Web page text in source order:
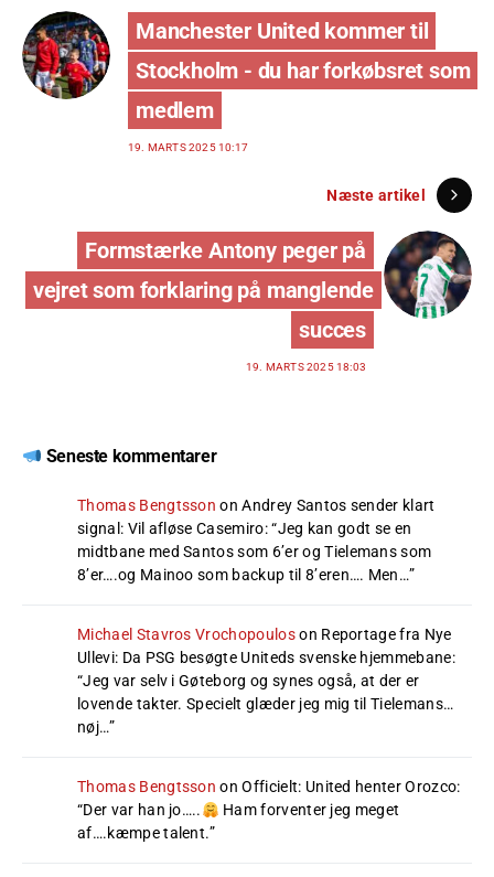
Manchester United kommer til
Stockholm - du har forkøbsret som
medlem
19. MARTS 2025 10:17
Næste artikel
Formstærke Antony peger på
vejret som forklaring på manglende
succes
19. MARTS 2025 18:03
Seneste kommentarer
Thomas Bengtsson onAndrey Santos sender klart
signal: Vil afløse Casemiro: “Jeg kan godt se en
midtbane med Santos som 6’er og Tielemans som
8’er….og Mainoo som backup til 8’eren…. Men…”
Michael Stavros Vrochopouloson Reportage fra Nye
Ullevi: Da PSG besøgte Uniteds svenske hjemmebane:
“Jeg var selv i Gøteborg og synes også, at der er
lovende takter. Specielt glæder jeg mig til Tielemans…
nøj…”
Thomas Bengtsson onOfficielt: United henter Orozco:
“Der var han jo…..
Ham forventer jeg meget
af….kæmpe talent.”